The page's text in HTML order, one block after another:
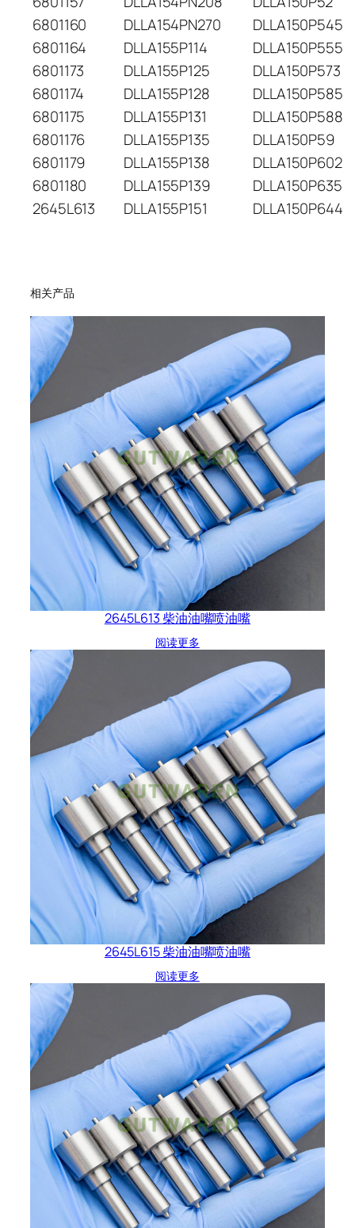
6801160
DLLA154PN270
DLLA150P545
6801164
DLLA155P114
DLLA150P555
6801173
DLLA155P125
DLLA150P573
6801174
DLLA155P128
DLLA150P585
6801175
DLLA155P131
DLLA150P588
6801176
DLLA155P135
DLLA150P59
6801179
DLLA155P138
DLLA150P602
6801180
DLLA155P139
DLLA150P635
2645L613
DLLA155P151 DLLA150P644
相关产品
2645L613 柴油油嘴喷油嘴
阅读更多
2645L615 柴油油嘴喷油嘴
阅读更多